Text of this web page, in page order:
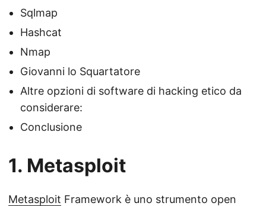
Sqlmap
Hashcat
Nmap
Giovanni lo Squartatore
Altre opzioni di software di hacking etico da
considerare:
Conclusione
1. Metasploit
Metasploit Framework è uno strumento open